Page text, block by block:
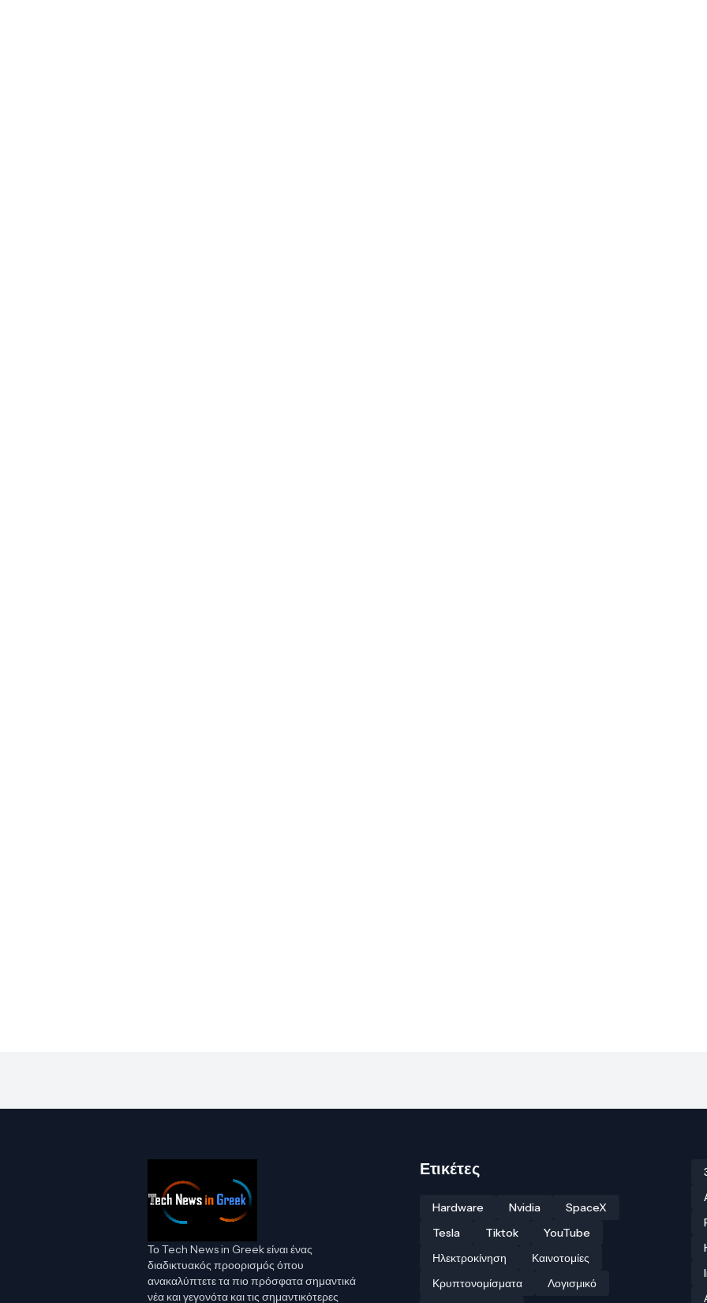
Το Tech News in Greek είναι ένας
διαδικτυακός προορισμός όπου
ανακαλύπτετε τα πιο πρόσφατα σημαντικά
νέα και γεγονότα και τις σημαντικότερες
Ετικέτες
Hardware Nvidia
SpaceX
Tesla
Tiktok
YouTube
Ηλεκτροκίνηση
Καινοτομίες
Κρυπτονομίσματα
Λογισμικό